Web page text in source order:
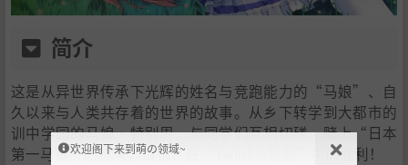
简介
这是从异世界传承下光辉的姓名与竞跑能力的“马娘”、自
久以来与人类共存着的世界的故事。从乡下转学到大都市的
训中学园的马娘·特别周，与同学们互相切磋、赌上“日本
第一马娘”的称号，目标：在“Twinkle系列”中的胜利！
欢迎阁下来到萌の领域~